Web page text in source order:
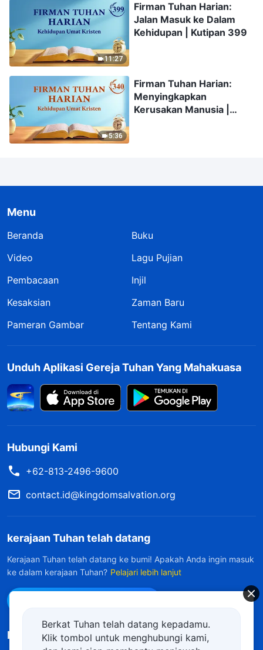
11:27
Firman Tuhan Harian:
Jalan Masuk ke Dalam
Kehidupan | Kutipan 399
5:36
Firman Tuhan Harian:
Menyingkapkan
Kerusakan Manusia |
Menu
Beranda
Buku
Video
Lagu Pujian
Pembacaan
Injil
Kesaksian
Zaman Baru
Pameran Gambar
Tentang Kami
Unduh Aplikasi Gereja Tuhan Yang Mahakuasa
Hubungi Kami
+62-813-2496-9600
contact.id@kingdomsalvation.org
kerajaan Tuhan telah datang
Kerajaan Tuhan telah datang ke bumi! Apakah Anda ingin masuk
ke dalam kerajaan Tuhan? Pelajari lebih lanjut
Ikuti Kami
Berkat Tuhan telah datang kepadamu.
Klik tombol untuk menghubungi kami,